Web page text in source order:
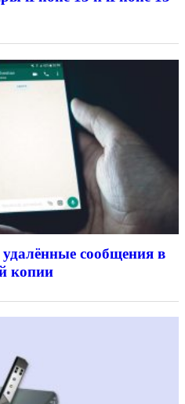
удалённые сообщения в
копии